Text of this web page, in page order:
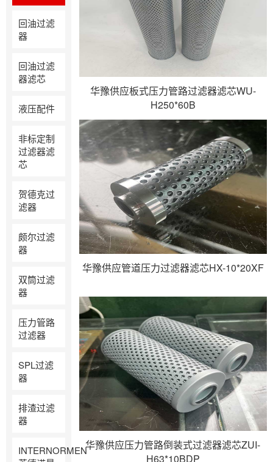
回油过滤
器
回油过滤
器滤芯
液压配件
非标定制
过滤器滤
芯
贺德克过
滤器
颇尔过滤
器
双筒过滤
器
压力管路
过滤器
SPL过滤
器
排渣过滤
器
INTERNORMEN
华豫供应板式压力管路过滤器滤芯WU-
H250*60B
华豫供应管道压力过滤器滤芯HX-10*20XF
华豫供应压力管路倒装式过滤器滤芯ZUI-
H63*10BDP